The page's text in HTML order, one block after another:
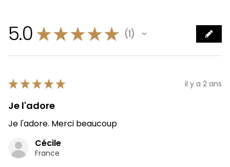
5.0 ★★★★★ 1
★★★★★ il y a 2 ans
Je l'adore
Je l'adore. Merci beaucoup
Cécile
France